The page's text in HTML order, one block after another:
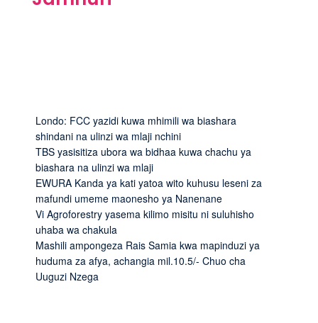
Londo: FCC yazidi kuwa mhimili wa biashara
shindani na ulinzi wa mlaji nchini
TBS yasisitiza ubora wa bidhaa kuwa chachu ya
biashara na ulinzi wa mlaji
EWURA Kanda ya kati yatoa wito kuhusu leseni za
mafundi umeme maonesho ya Nanenane
Vi Agroforestry yasema kilimo misitu ni suluhisho
uhaba wa chakula
Mashili ampongeza Rais Samia kwa mapinduzi ya
huduma za afya, achangia mil.10.5/- Chuo cha
Uuguzi Nzega